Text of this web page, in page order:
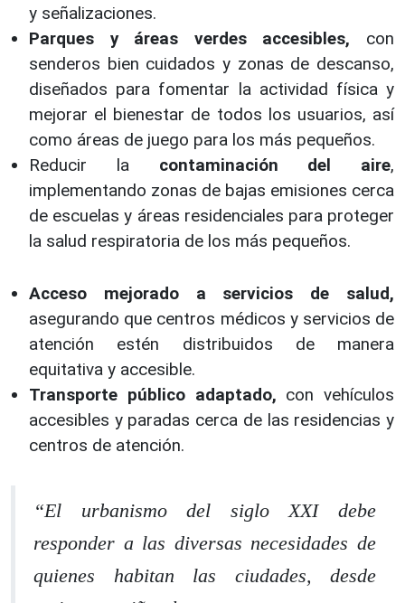
y señalizaciones.
Parques y áreas verdes accesibles, con
senderos bien cuidados y zonas de descanso,
diseñados para fomentar la actividad física y
mejorar el bienestar de todos los usuarios, así
como áreas de juego para los más pequeños.
Reducir la contaminación del aire,
implementando zonas de bajas emisiones cerca
de escuelas y áreas residenciales para proteger
la salud respiratoria de los más pequeños.
Acceso mejorado a servicios de salud,
asegurando que centros médicos y servicios de
atención estén distribuidos de manera
equitativa y accesible.
Transporte público adaptado, con vehículos
accesibles y paradas cerca de las residencias y
centros de atención.
“El urbanismo del siglo XXI debe
responder a las diversas necesidades de
quienes habitan las ciudades, desde